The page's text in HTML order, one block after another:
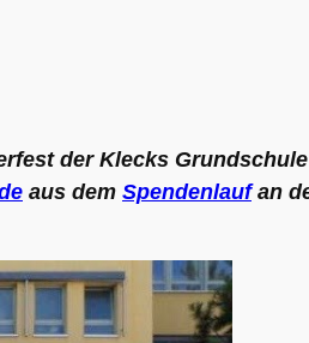
der Klecks
aus dem Spendenlaufan